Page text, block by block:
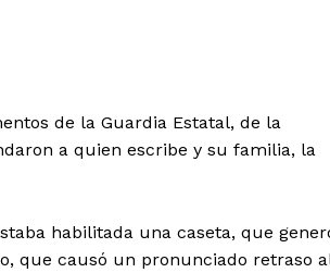
de la Guardia Estatal, de la
a quien escribe y su familia, la
habilitada una caseta, que
que causó un pronunciado retraso